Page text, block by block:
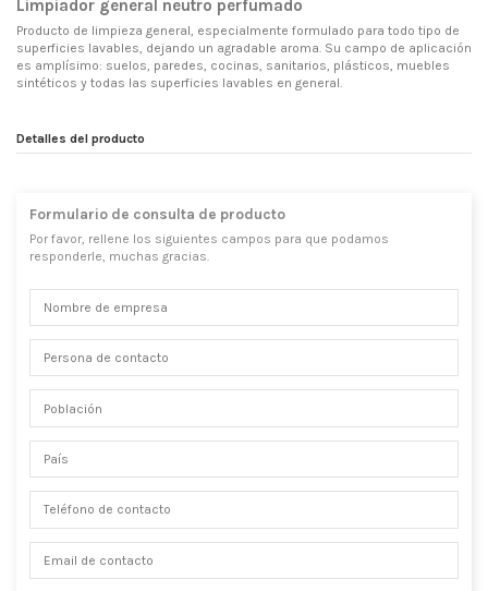
Limpiador general neutro perfumado
Producto de limpieza general, especialmente formulado para todo tipo de
superficies lavables, dejando un agradable aroma. Su campo de aplicación
es amplísimo: suelos, paredes, cocinas, sanitarios, plásticos, muebles
sintéticos y todas las superficies lavables en general.
Detalles del producto
Formulario de consulta de producto
Por favor, rellene los siguientes campos para que podamos
responderle, muchas gracias.